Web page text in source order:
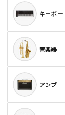
キーボー
管楽器
アンプ